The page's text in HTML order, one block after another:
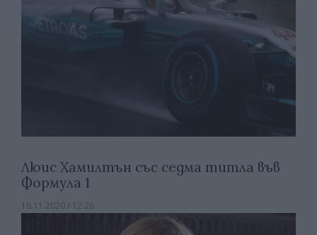
Люис Хамилтън със седма титла във
Формула 1
16.11.2020 / 12:26